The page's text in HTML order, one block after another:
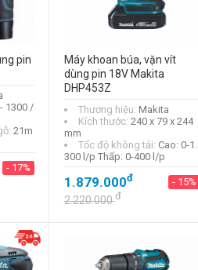
pin
1300 /
21m
- 17%
Máy khoan búa, vặn vít
dùng pin 18V Makita
DHP453Z
Thương hiệu: Makita
Kích thước: 240 x 79 x 244
mm
Tốc độ không tải: Cao: 0-1.
300 l/p Thấp: 0-400 l/p
1.879.000đ - 15%
2.220.000đ